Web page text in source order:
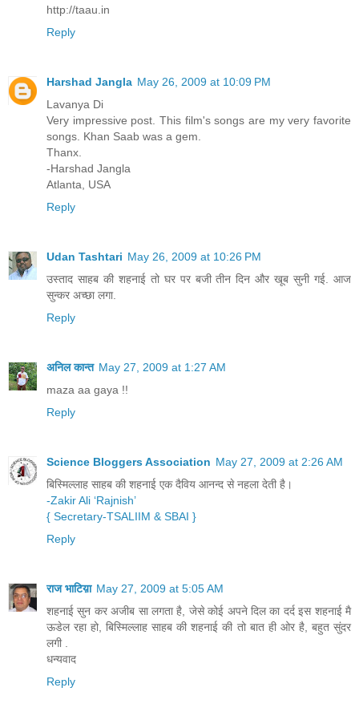
http://taau.in
Reply
Harshad Jangla May 26, 2009 at 10:09 PM
Lavanya Di
Very impressive post. This film's songs are my very favorite
songs. Khan Saab was a gem.
Thanx.
-Harshad Jangla
Atlanta, USA
Reply
Udan Tashtari May 26, 2009 at 10:26 PM
उस्ताद साहब की शहनाई तो घर पर बजी तीन दिन और खूब सुनी गई. आज
सुन्कर अच्छा लगा.
Reply
अनिल कान्त May 27, 2009 at 1:27 AM
maza aa gaya !!
Reply
Science Bloggers Association May 27, 2009 at 2:26 AM
बिस्मिल्लाह साहब की शहनाई एक दैविय आनन्द से नहला देती है।
-Zakir Ali ‘Rajnish’
{ Secretary-TSALIIM & SBAI }
Reply
राज भाटिय़ा May 27, 2009 at 5:05 AM
शहनाई सुन कर अजीब सा लगता है, जेसे कोई अपने दिल का दर्द इस शहनाई मै
ऊडेल रहा हो, बिस्मिल्लाह साहब की शहनाई की तो बात ही ओर है, बहुत सुंदर
लगी .
धन्यवाद
Reply